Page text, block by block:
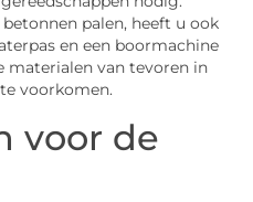
palen, heeft u ook
en een boormachine
materialen van tevoren in
voorkomen.
voor de